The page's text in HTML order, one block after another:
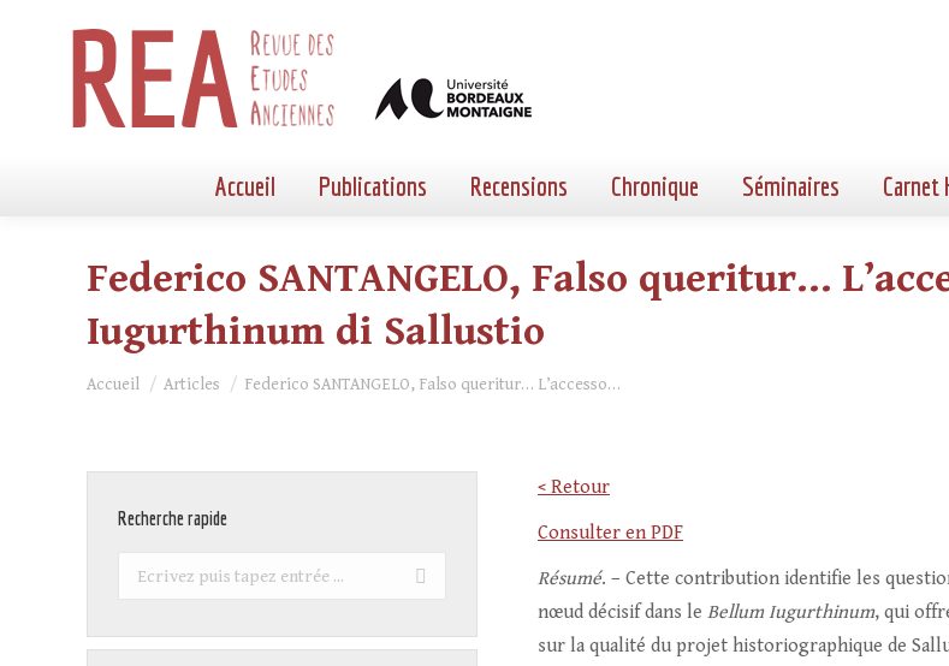
Accueil Publications Recensions Chronique Séminaires Carnet
Federico SANTANGELO, Falso queritur…
Iugurthinum di Sallustio
Vous êtes ici :
Accueil Articles Federico SANTANGELO, Falso queritur… L’accesso…
< Retour
Consulter en PDF
Résumé. – Cette contribution identifie les
nœud décisif dans le Bellum Iugurthinum, qui
sur la qualité du projet historiographique de
Recherche rapide
Recherche